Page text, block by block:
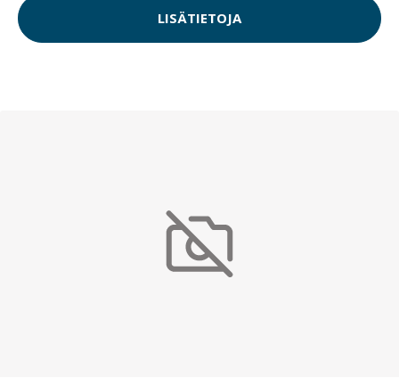
LISÄTIETOJA